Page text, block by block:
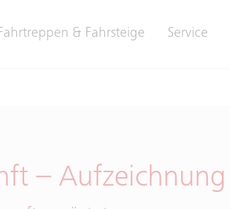
& Fahrsteige Service
– Aufzeichnung